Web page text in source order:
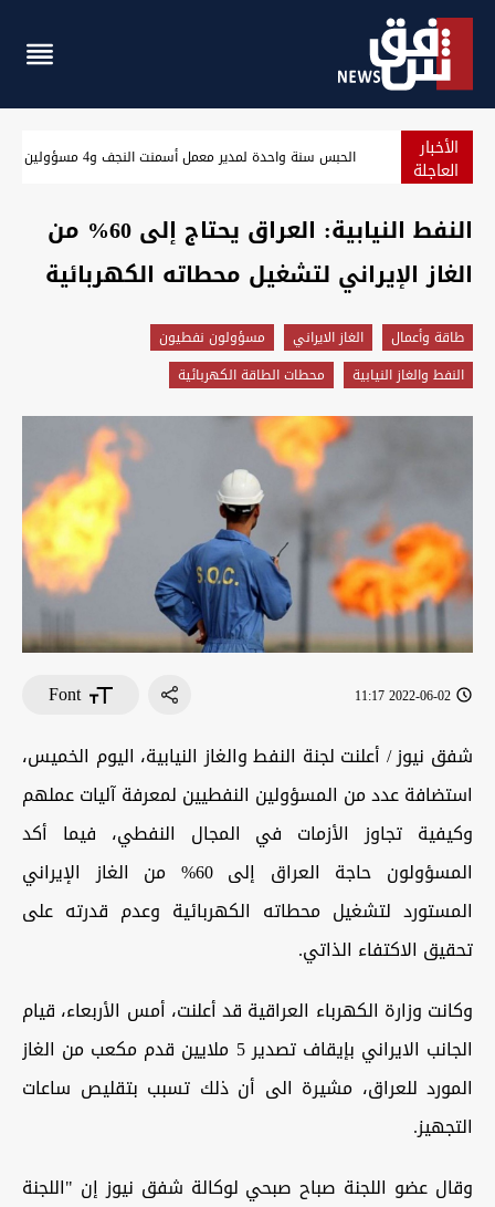
الأخبار
العاجلة انفجار بحافلة "نقل ركاب" في العاصمة السورية
النفط النيابية: العراق يحتاج إلى 60% من
الغاز الإيراني لتشغيل محطاته الكهربائية
طاقة وأعمال الغاز الايراني
مسؤولون نفطيون
النفط والغاز النيابية
محطات الطاقة الكهربائية
2022-06-02 11:17
Font
شفق نيوز / أعلنت لجنة النفط والغاز النيابية، اليوم الخميس،
استضافة عدد من المسؤولين النفطيين لمعرفة آليات عملهم
وكيفية تجاوز الأزمات في المجال النفطي، فيما أكد
المسؤولون حاجة العراق إلى 60% من الغاز الإيراني
المستورد لتشغيل محطاته الكهربائية وعدم قدرته على
تحقيق الاكتفاء الذاتي.
وكانت وزارة الكهرباء العراقية قد أعلنت، أمس الأربعاء، قيام
الجانب الايراني بإيقاف تصدير 5 ملايين قدم مكعب من الغاز
المورد للعراق، مشيرة الى أن ذلك تسبب بتقليص ساعات
التجهيز.
وقال عضو اللجنة صباح صبحي لوكالة شفق نيوز إن "اللجنة